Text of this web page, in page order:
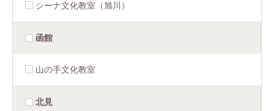
シーナ文化教室（旭川）
函館
山の手文化教室
北見